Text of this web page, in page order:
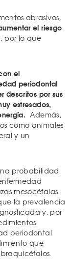
abrasivos,
el riesgo
por lo que
el
periodontal
descritos por sus
estresados,
Además,
como animales
y un
probabilidad
mesocéfalas.
la prevalencia
y, por
periodontal
que